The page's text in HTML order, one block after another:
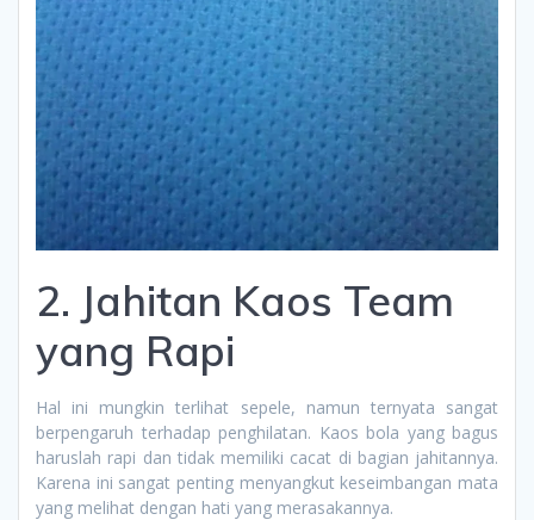
2. Jahitan Kaos Team
yang Rapi
Hal ini mungkin terlihat sepele, namun ternyata sangat
berpengaruh terhadap penghilatan. Kaos bola yang bagus
haruslah rapi dan tidak memiliki cacat di bagian jahitannya.
Karena ini sangat penting menyangkut keseimbangan mata
yang melihat dengan hati yang merasakannya.